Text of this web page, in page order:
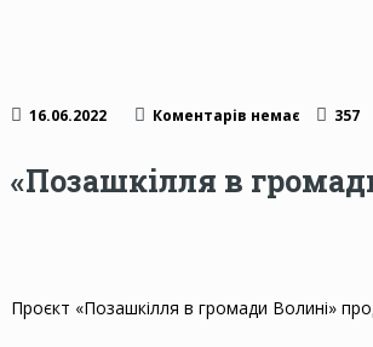
16.06.2022 Коментарів немає 357
«Позашкілля в
Проєкт «Позашкілля в громади Волині»